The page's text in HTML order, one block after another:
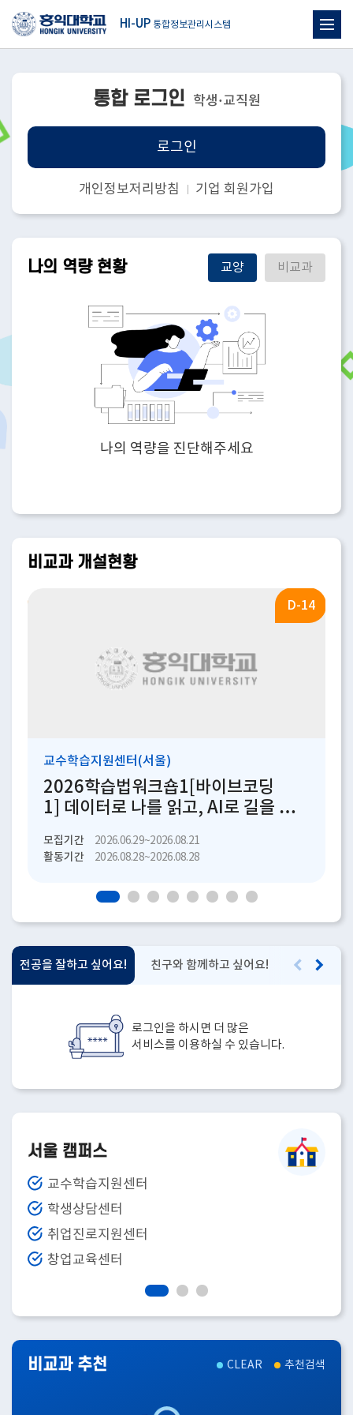
HI-UP 통합정보관리시스템
통합 로그인 학생·교직원
로그인
개인정보저리방침 기업 회원가입
나의 역량 현황 교양 비교과
나의 역량을 진단해주세요
비교과 개설현황
D-14
교수학습지원센터(서울)
2026학습법워크숍1[바이브코딩
1] 데이터로 나를 읽고, AI로 길을 찾
모집기간 2026.06.29~2026.08.21
활동기간 2026.08.28~2026.08.28
전공을 잘하고 싶어요! 친구와 함께하고 싶어요! 자랑하고
로그인을 하시면 더 많은
서비스를 이용하실 수 있습니다.
서울 캠퍼스
교수학습지원센터
학생상담센터
취업진로지원센터
창업교육센터
비교과 추천 CLEAR 추천검색